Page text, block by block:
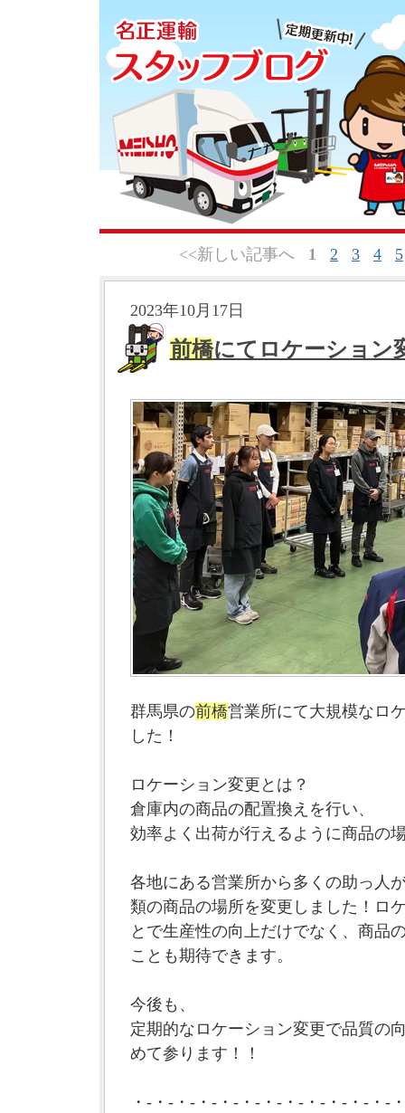
<<新しい記事へ 1 2 3 4 5
2023年10月17日
前橋にてロケーション
群馬県の前橋営業所にて大規模なロ
した！
ロケーション変更とは？
倉庫内の商品の配置換えを行い、
効率よく出荷が行えるように商品の
各地にある営業所から多くの助っ人
類の商品の場所を変更しました！ロ
とで生産性の向上だけでなく、商品
ことも期待できます。
今後も、
定期的なロケーション変更で品質の
めて参ります！！
・-・-・-・-・-・-・-・-・-・-・-・-